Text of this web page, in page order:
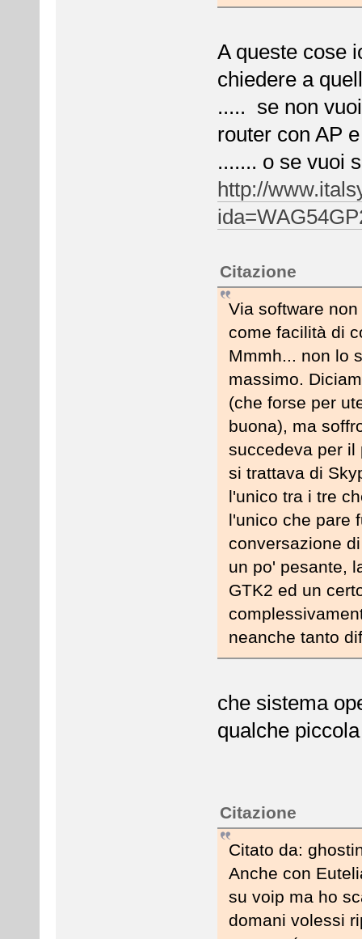
A queste cose
chiedere a
..... se non
router con AP
....... o se vuoi
http://
Citazione
Via software
come facilità di
Mmmh... non lo
massimo.
(che forse per
buona), ma
succedeva per il
si trattava di
l'unico tra i tre
l'unico che pare
conversazione
un po' pesante,
GTK2 ed un
neanche tanto
che sistema
qualche
Citazione
Citato da:
Anche con
su voip ma ho
domani volessi